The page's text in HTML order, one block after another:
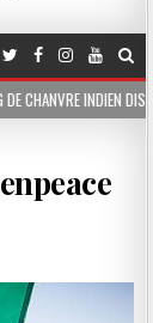
DANS LE